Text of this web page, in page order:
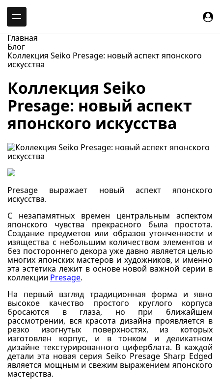
Главная
Блог
Коллекция Seiko Presage: новый аспект японского
искусства
Коллекция Seiko
Presage: новый аспект
японского искусства
Presage выражает новый аспект японского
искусства.
С незапамятных времен центральным аспектом
японского чувства прекрасного была простота.
Создание предметов или образов утонченности и
изящества с небольшим количеством элементов и
без постороннего декора уже давно является целью
многих японских мастеров и художников, и именно
эта эстетика лежит в основе новой важной серии в
коллекции Presage.
На первый взгляд традиционная форма и явно
высокое качество простого круглого корпуса
бросаются в глаза, но при ближайшем
рассмотрении, вся красота дизайна проявляется в
резко изогнутых поверхностях, из которых
изготовлен корпус, и в тонком и деликатном
дизайне текстурированного циферблата. В каждой
детали эта новая серия Seiko Presage Sharp Edged
является мощным и свежим выражением японского
мастерства.